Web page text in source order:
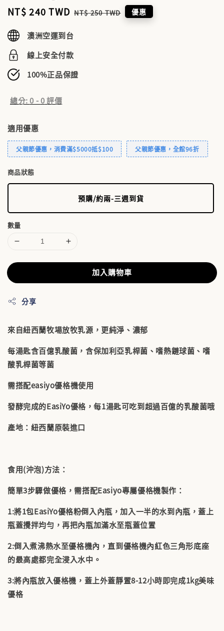
Sale
NT$ 240 TWD Regular
NT$ 250 TWD 優惠
澳洲空運到台
線上安全付款
100%正品保證
總分:0 -0評價
適用優惠
父親節優惠，消費滿$5000抵$100 父親節優惠，全館96折
商品狀態
預購/約兩-三週到貨
數量
加入購物車
分享
來自紐西蘭牧場放牧乳源，更純淨、濃郁
每湯匙含百億乳酸菌，含保加利亞乳桿菌、嗜熱鏈球菌、嗜
酸乳桿菌等菌
需搭配easiyo優格機使用
發酵完成的EasiYo優格，每1湯匙可吃到超過百億的乳酸菌哦
產地：紐西蘭原裝進口
食用(沖泡)方法：
簡單3步驟做優格，需搭配Easiyo專屬優格機製作：
1:將1包EasiYo優格粉倒入內瓶，加入一半的水到內瓶，蓋上
瓶蓋攪拌均勻，再把內瓶加滿水至瓶蓋位置
2:倒入煮沸熱水至優格機內，直到優格機內紅色三角形底座
的最高處都完全浸入水中。
3:將內瓶放入優格機，蓋上外蓋靜置8-12小時即完成1kg美味
優格